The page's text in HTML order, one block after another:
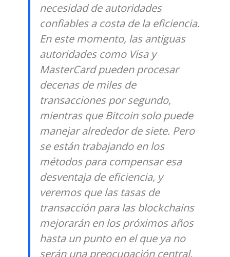
necesidad de autoridades
confiables a costa de la eficiencia.
En este momento, las antiguas
autoridades como Visa y
MasterCard pueden procesar
decenas de miles de
transacciones por segundo,
mientras que Bitcoin solo puede
manejar alrededor de siete. Pero
se están trabajando en los
métodos para compensar esa
desventaja de eficiencia, y
veremos que las tasas de
transacción para las blockchains
mejorarán en los próximos años
hasta un punto en el que ya no
serán una preocupación central.